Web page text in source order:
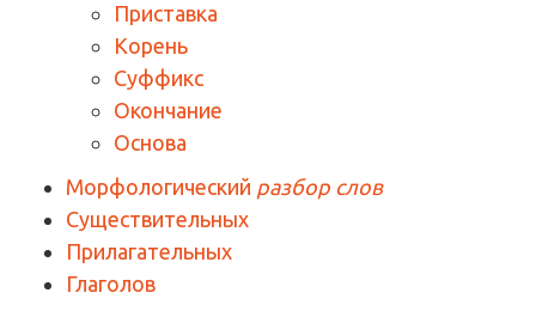
Приставка
Корень
Суффикс
Окончание
Основа
Морфологический разбор слов
Существительных
Прилагательных
Глаголов